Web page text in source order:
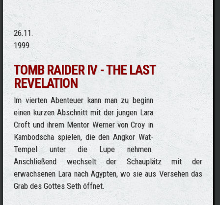
26.11.
1999
TOMB RAIDER IV - THE LAST
REVELATION
Im vierten Abenteuer kann man zu beginn
einen kurzen Abschnitt mit der jungen Lara
Croft und ihrem Mentor Werner von Croy in
Kambodscha spielen, die den Angkor Wat-
Tempel unter die Lupe nehmen.
Anschließend wechselt der Schauplätz mit der
erwachsenen Lara nach Ägypten, wo sie aus Versehen das
Grab des Gottes Seth öffnet.